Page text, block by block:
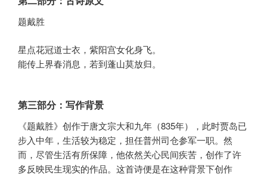
题戴胜
星点花冠道士衣，紫阳宫女化身飞。
能传上界春消息，若到蓬山莫放归。
第三部分：写作背景
《题戴胜》创作于唐文宗大和九年（835年），此时贾岛已
步入中年，生活较为稳定，担任普州司仓参军一职。然
而，尽管生活有所保障，他依然关心民间疾苦，创作了许
多反映民生现实的作品。这首诗便是在这种背景下创作